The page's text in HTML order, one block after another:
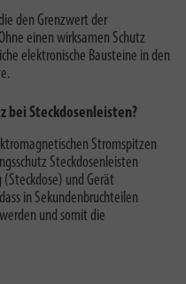
den Grenzwert der
einen wirksamen Schutz
elektronische Bausteine in den
bei Steckdosenleisten?
Stromspitzen
Steckdosenleisten
und Gerät
in Sekundenbruchteilen
und somit die